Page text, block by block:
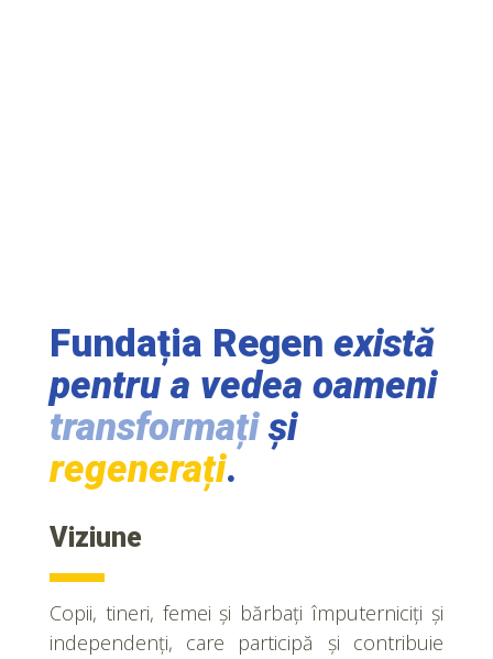
Fundația Regen există
pentru a vedea oameni
transformațiși
regenerați.
Viziune
Copii, tineri, femei și bărbați împuterniciți și
independenți, care participă și contribuie